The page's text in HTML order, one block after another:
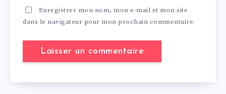
Enregistrer mon nom, mon e-mail et mon site
dans le navigateur pour mon prochain commentaire.